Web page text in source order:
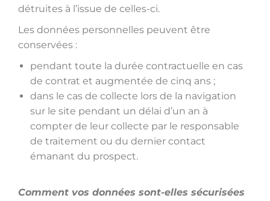
détruites à l’issue de celles-ci.
Les données personnelles peuvent être
conservées :
pendant toute la durée contractuelle en cas
de contrat et augmentée de cinq ans ;
dans le cas de collecte lors de la navigation
sur le site pendant un délai d’un an à
compter de leur collecte par le responsable
de traitement ou du dernier contact
émanant du prospect.
Comment vos données sont-elles sécurisées